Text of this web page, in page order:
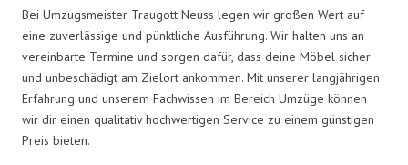
Bei Umzugsmeister Traugott Neuss legen wir großen Wert auf
eine zuverlässige und pünktliche Ausführung. Wir halten uns an
vereinbarte Termine und sorgen dafür, dass deine Möbel sicher
und unbeschädigt am Zielort ankommen. Mit unserer langjährigen
Erfahrung und unserem Fachwissen im Bereich Umzüge können
wir dir einen qualitativ hochwertigen Service zu einem günstigen
Preis bieten.